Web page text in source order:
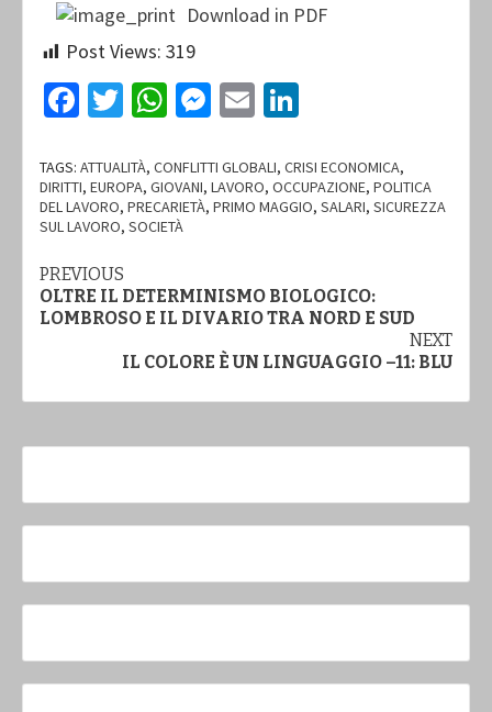
Download in PDF
Post Views: 319
Facebook
Twitter
WhatsApp
Messenger
Email
TAGS: ATTUALITÀ, CONFLITTI GLOBALI, CRISI ECONOMICA,
DIRITTI, EUROPA, GIOVANI, LAVORO, OCCUPAZIONE, POLITICA
DEL LAVORO, PRECARIETÀ, PRIMO MAGGIO, SALARI, SICUREZZA
SUL LAVORO, SOCIETÀ
Continue
Reading
PREVIOUS
OLTRE IL DETERMINISMO BIOLOGICO:
LOMBROSO E IL DIVARIO TRA NORD E SUD
NEXT
IL COLORE È UN LINGUAGGIO –11: BLU